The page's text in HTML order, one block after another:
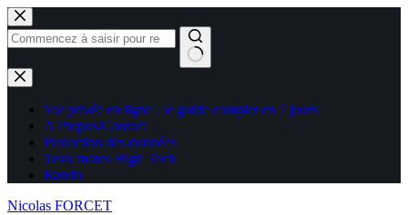
Aucun
résultat
Vie privée en ligne : le guide complet en 7 jours
A Propos/Contact
Protection des données
Tests matos High Tech
Rando
Nicolas FORCET